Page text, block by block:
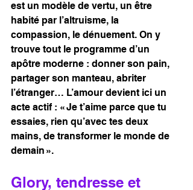
est un modèle de vertu, un être
habité par l’altruisme, la
compassion, le dénuement. On y
trouve tout le programme d’un
apôtre moderne : donner son pain,
partager son manteau, abriter
l’étranger… L’amour devient ici un
acte actif : « Je t’aime parce que tu
essaies, rien qu’avec tes deux
mains, de transformer le monde de
demain ».
Glory, tendresse et